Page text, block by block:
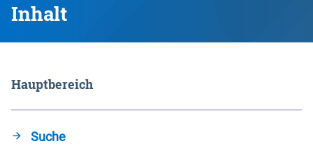
Inhalt
Hauptbereich
Suche